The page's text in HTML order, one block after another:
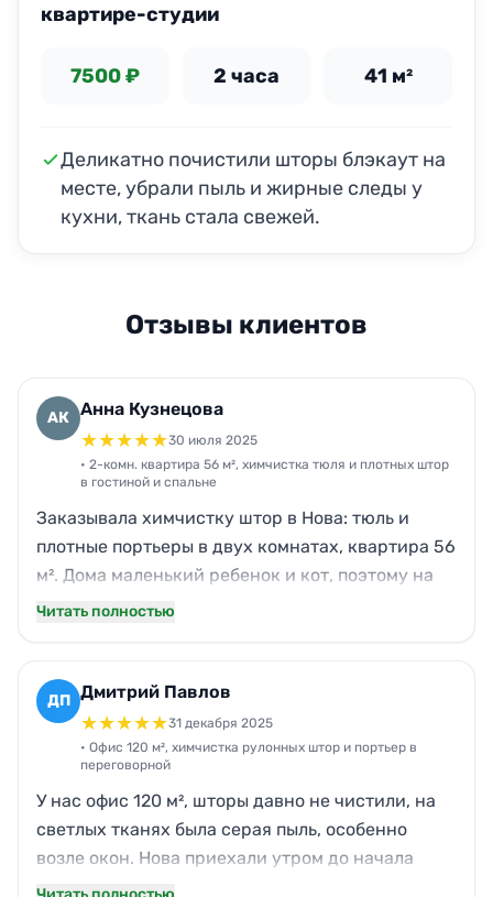
квартире-студии
7500 ₽ 2 часа 41 м²
Деликатно почистили шторы блэкаут на
месте, убрали пыль и жирные следы у
кухни, ткань стала свежей.
Отзывы клиентов
АК Анна Кузнецова
★★★★★30 июля 2025
• 2-комн. квартира 56 м², химчистка тюля и плотных штор
в гостиной и спальне
Заказывала химчистку штор в Нова: тюль и
плотные портьеры в двух комнатах, квартира 56
м². Дома маленький ребенок и кот, поэтому на
ткани были пятна и запах. Приехали ровно к
примерно в 2,5 часа. Результат заметен сразу:
цвет стал ровнее, пыль ушла, запах тоже. По
цене вышло адекватно, без навязываний, и
общались очень вежливо.
Читать полностью
ДП Дмитрий Павлов
★★★★★31 декабря 2025
• Офис 120 м², химчистка рулонных штор и портьер в
переговорной
У нас офис 120 м², шторы давно не чистили, на
светлых тканях была серая пыль, особенно
возле окон. Нова приехали утром до начала
рабочих встреч — это было важно.